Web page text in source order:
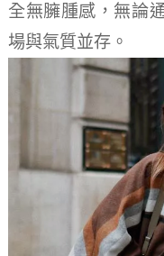
全無臃腫感，無論
場與氣質並存。